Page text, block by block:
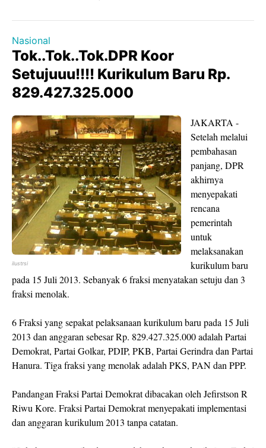
Nasional
Tok..Tok..Tok.DPR Koor
Setujuuu!!!! Kurikulum Baru Rp.
829.427.325.000
ilustrsi
JAKARTA -
Setelah melalui
pembahasan
panjang, DPR
akhirnya
menyepakati
rencana
pemerintah
untuk
melaksanakan
kurikulum baru
pada 15 Juli 2013. Sebanyak 6 fraksi menyatakan setuju dan 3
fraksi menolak.
6 Fraksi yang sepakat pelaksanaan kurikulum baru pada 15 Juli
2013 dan anggaran sebesar Rp. 829.427.325.000 adalah Partai
Demokrat, Partai Golkar, PDIP, PKB, Partai Gerindra dan Partai
Hanura. Tiga fraksi yang menolak adalah PKS, PAN dan PPP.
Pandangan Fraksi Partai Demokrat dibacakan oleh Jefirstson R
Riwu Kore. Fraksi Partai Demokrat menyepakati implementasi
dan anggaran kurikulum 2013 tanpa catatan.